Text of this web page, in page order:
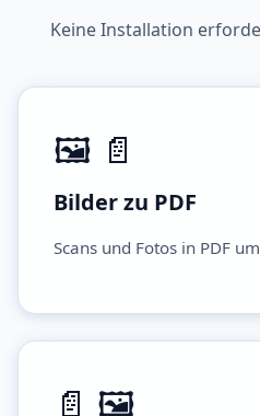
Keine Installation
🖼️ 📄
Bilder zu PDF
Scans und Fotos in PDF
📄 🖼️